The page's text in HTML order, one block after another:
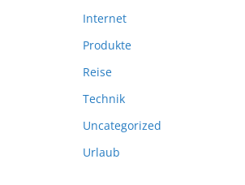
Internet
Produkte
Reise
Technik
Uncategorized
Urlaub